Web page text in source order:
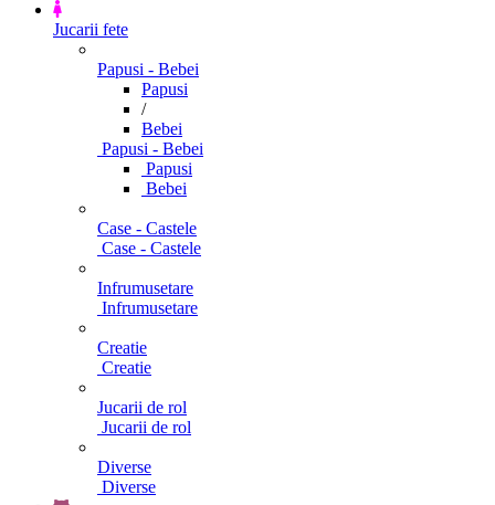
Jucarii fete
Papusi - Bebei
Papusi
/
Bebei
Papusi - Bebei
Papusi
Bebei
Case - Castele
Case - Castele
Infrumusetare
Infrumusetare
Creatie
Creatie
Jucarii de rol
Jucarii de rol
Diverse
Diverse